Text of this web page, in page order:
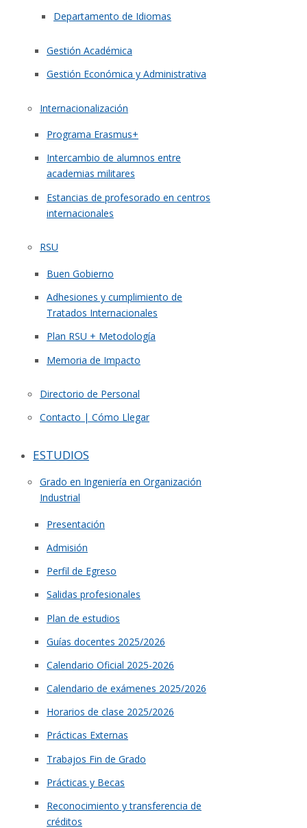
Departamento de Idiomas
Gestión Académica
Gestión Económica y Administrativa
Internacionalización
Programa Erasmus+
Intercambio de alumnos entre
academias militares
Estancias de profesorado en centros
internacionales
RSU
Buen Gobierno
Adhesiones y cumplimiento de
Tratados Internacionales
Plan RSU + Metodología
Memoria de Impacto
Directorio de Personal
Contacto | Cómo Llegar
ESTUDIOS
Grado en Ingeniería en Organización
Industrial
Presentación
Admisión
Perfil de Egreso
Salidas profesionales
Plan de estudios
Guías docentes 2025/2026
Calendario Oficial 2025-2026
Calendario de exámenes 2025/2026
Horarios de clase 2025/2026
Prácticas Externas
Trabajos Fin de Grado
Prácticas y Becas
Reconocimiento y transferencia de
créditos